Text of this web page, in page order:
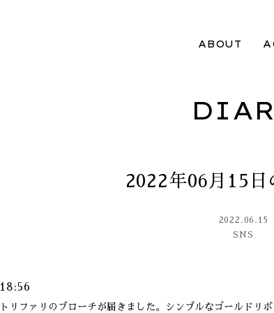
ABOUT
2022年06月15日
2022.06.15
SNS
18:56
トリファリのブローチが届きました。シンプルなゴールドリ